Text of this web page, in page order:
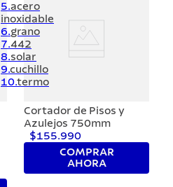
Cortador de Pisos y
Azulejos 750mm
$155.990
COMPRAR
AHORA
5.acero
inoxidable
6.grano
7.442
8.solar
9.cuchillo
10.termo